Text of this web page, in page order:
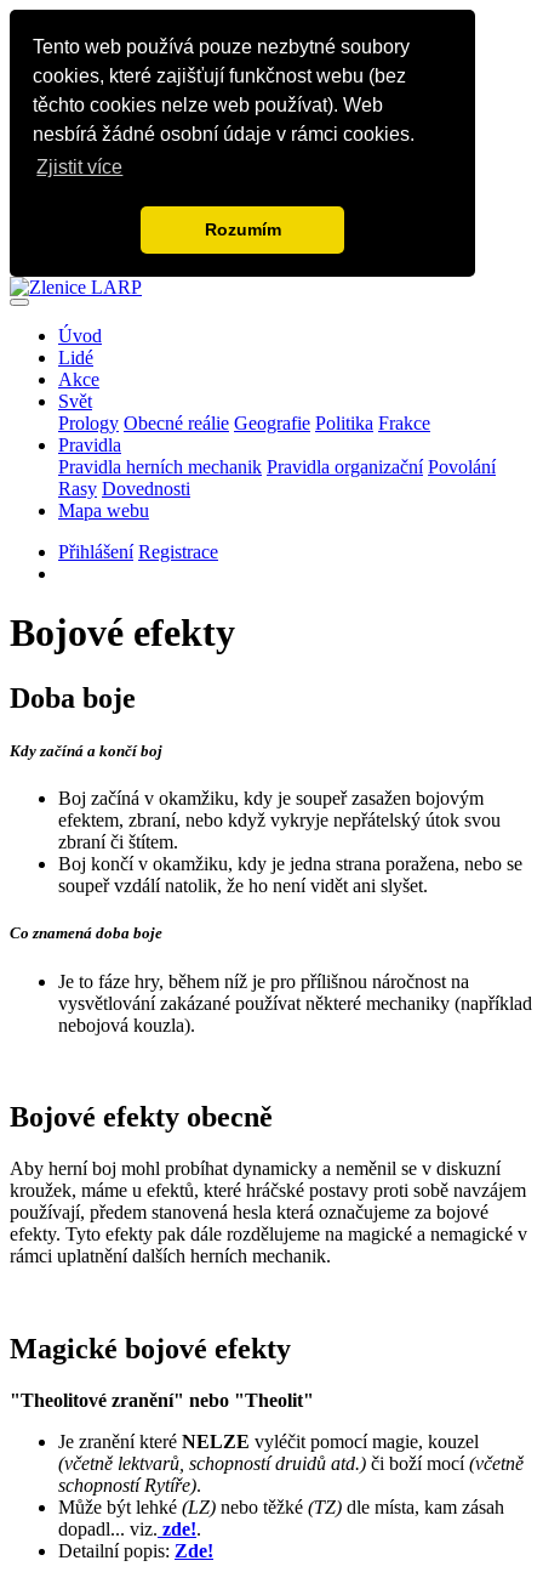
Tento web používá pouze nezbytné soubory
cookies, které zajišťují funkčnost webu (bez
těchto cookies nelze web používat). Web
nesbírá žádné osobní údaje v rámci cookies.
Zjistit více
Rozumím
Úvod
Lidé
Akce
Svět
Prology Obecné reálie Geografie Politika Frakce
Pravidla
Pravidla herních mechanik Pravidla organizační Povolání
Rasy Dovednosti
Mapa webu
Přihlášení Registrace
Bojové efekty
Doba boje
Kdy začíná a končí boj
Boj začíná v okamžiku, kdy je soupeř zasažen bojovým
efektem, zbraní, nebo když vykryje nepřátelský útok svou
zbraní či štítem.
Boj končí v okamžiku, kdy je jedna strana poražena, nebo se
soupeř vzdálí natolik, že ho není vidět ani slyšet.
Co znamená doba boje
Je to fáze hry, během níž je pro přílišnou náročnost na
vysvětlování zakázané používat některé mechaniky (například
nebojová kouzla).
Bojové efekty obecně
Aby herní boj mohl probíhat dynamicky a neměnil se v diskuzní
kroužek, máme u efektů, které hráčské postavy proti sobě navzájem
používají, předem stanovená hesla která označujeme za bojové
efekty. Tyto efekty pak dále rozdělujeme na magické a nemagické v
rámci uplatnění dalších herních mechanik.
Magické bojové efekty
"Theolitové zranění" nebo "Theolit"
Je zranění které NELZE vyléčit pomocí magie, kouzel
(včetně lektvarů, schopností druidů atd.) či boží mocí(včetně
schopností Rytíře).
Může být lehké (LZ) nebo těžké (TZ) dle místa, kam zásah
dopadl... viz. zde!.
Detailní popis: Zde!